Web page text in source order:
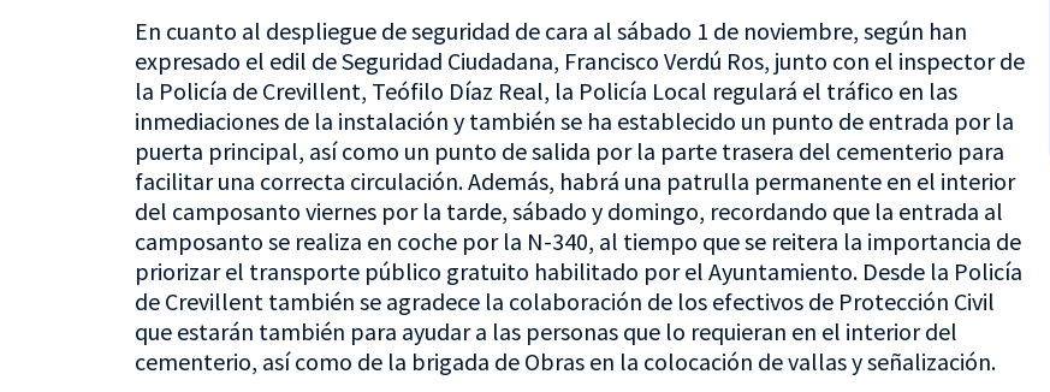
En cuanto al despliegue de seguridad de cara al sábado 1 de noviembre, según han
expresado el edil de Seguridad Ciudadana, Francisco Verdú Ros, junto con el inspector de
la Policía de Crevillent, Teófilo Díaz Real, la Policía Local regulará el tráfico en las
inmediaciones de la instalación y también se ha establecido un punto de entrada por la
puerta principal, así como un punto de salida por la parte trasera del cementerio para
facilitar una correcta circulación. Además, habrá una patrulla permanente en el interior
del camposanto viernes por la tarde, sábado y domingo, recordando que la entrada al
camposanto se realiza en coche por la N-340, al tiempo que se reitera la importancia de
priorizar el transporte público gratuito habilitado por el Ayuntamiento. Desde la Policía
de Crevillent también se agradece la colaboración de los efectivos de Protección Civil
que estarán también para ayudar a las personas que lo requieran en el interior del
cementerio, así como de la brigada de Obras en la colocación de vallas y señalización.